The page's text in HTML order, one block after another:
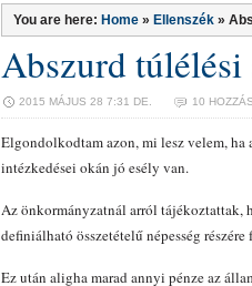
You are here: Home » Ellenszék »
Abszurd
2015 MÁJUS 28 7:31 DE. 10
Elgondolkodtam azon, mi lesz velem, ha
intézkedései okán jó esély van.
Az önkormányzatnál arról tájékoztattak,
definiálható összetételű népesség
Ez után aligha marad annyi pénze az